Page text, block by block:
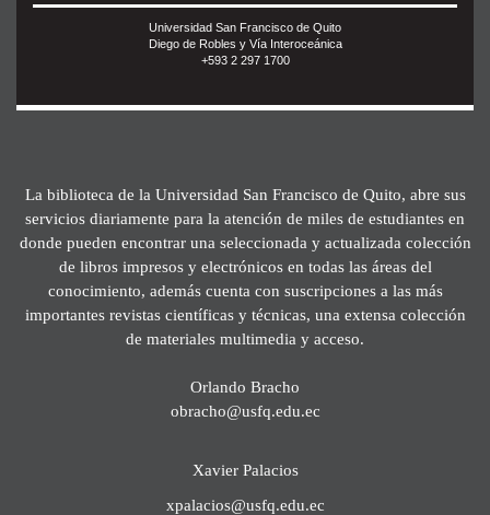
Universidad San Francisco de Quito
Diego de Robles y Vía Interoceánica
+593 2 297 1700
La biblioteca de la Universidad San Francisco de Quito, abre sus
servicios diariamente para la atención de miles de estudiantes en
donde pueden encontrar una seleccionada y actualizada colección
de libros impresos y electrónicos en todas las áreas del
conocimiento, además cuenta con suscripciones a las más
importantes revistas científicas y técnicas, una extensa colección
de materiales multimedia y acceso.
Orlando Bracho
obracho@usfq.edu.ec
Xavier Palacios
xpalacios@usfq.edu.ec